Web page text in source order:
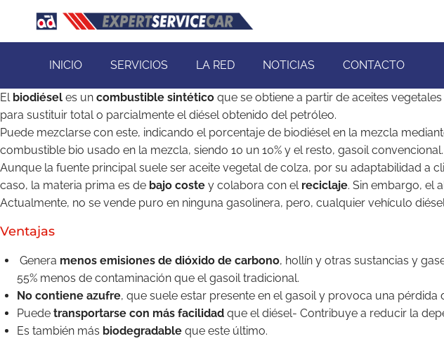
INICIO SERVICIOS LA RED NOTICIAS CONTACTO
El biodiésel es un combustible sintético que se obtiene a partir de aceites
para sustituir total o parcialmente el diésel obtenido del petróleo.
Puede mezclarse con este, indicando el porcentaje de biodiésel en la mezcla
combustible bio usado en la mezcla, siendo 10 un 10% y el resto, gasoil convencional.
Aunque la fuente principal suele ser aceite vegetal de colza, por su adaptabilidad a
caso, la materia prima es de bajo coste y colabora con el reciclaje. Sin embargo, el
Actualmente, no se vende puro en ninguna gasolinera, pero, cualquier vehículo
Ventajas
Genera menos emisiones de dióxido de carbono, hollín y otras sustancias y
55% menos de contaminación que el gasoil tradicional.
No contiene azufre, que suele estar presente en el gasoil y provoca una
Puede transportarse con más facilidad que el diésel- Contribuye a reducir la
Es también más biodegradable que este último.